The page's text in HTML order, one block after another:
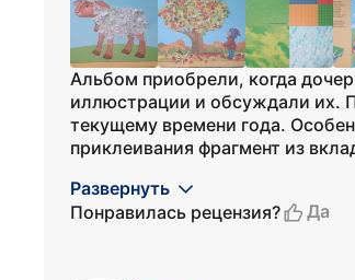
Альбом приобрели, когда
иллюстрации и обсуждали их.
текущему времени года.
приклеивания фрагмент из
Развернуть
Понравилась рецензия?
Да